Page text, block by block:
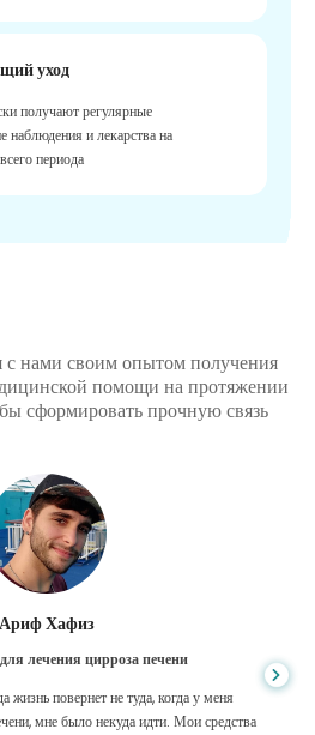
уход
получают регулярные
наблюдения и лекарства на
периода
нами своим опытом получения
помощи на протяжении
сформировать прочную связь
Ариф Хафиз
лечения цирроза печени
жизнь повернет не туда, когда у меня
мне было некуда идти. Мои средства